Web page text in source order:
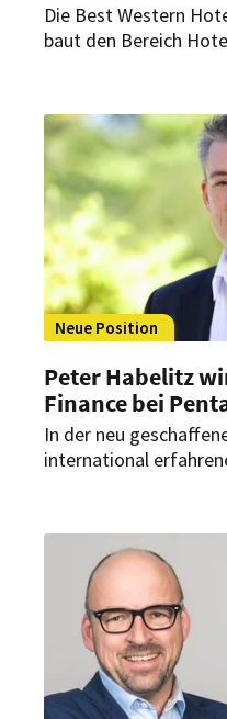
Die Best Western
baut den Bereich
Gesamtabteilung
dem Bereich Hotel
die Best Western
Neue Position
Peter Habelitz
Finance bei
In der neu
international
Transformation der
synergetische